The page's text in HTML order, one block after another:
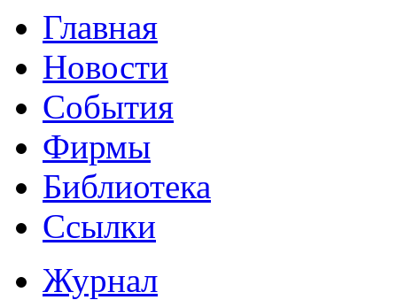
Главная
Новости
События
Фирмы
Библиотека
Ссылки
Журнал